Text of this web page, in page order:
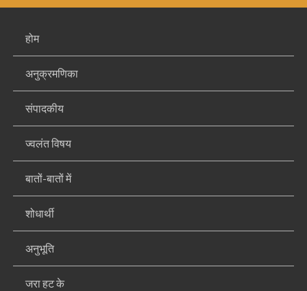
होम
अनुक्रमणिका
संपादकीय
ज्वलंत विषय
बातों-बातों में
शोधार्थी
अनुभूति
जरा हट के